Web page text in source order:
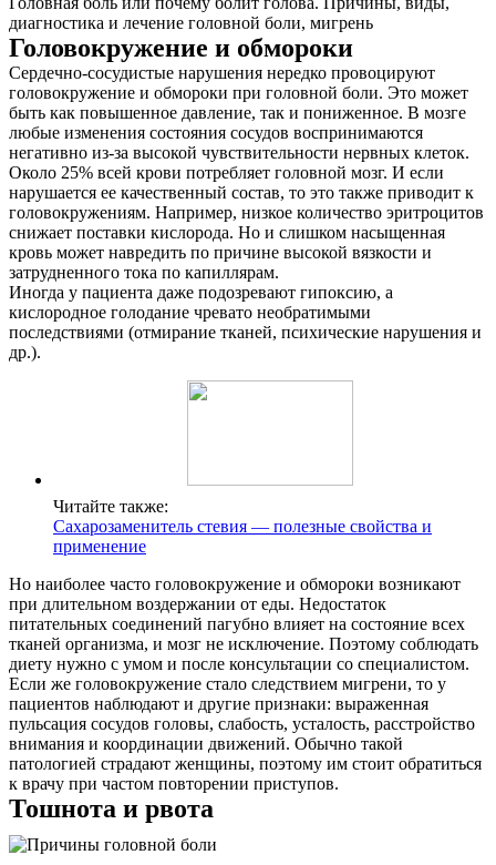
О нас
Услуги
Акции
Отзывы
Статьи
диагностика и лечение головной боли, мигрень
Головокружение и обмороки
Сердечно-сосудистые нарушения нередко провоцируют
головокружение и обмороки при головной боли. Это может
быть как повышенное давление, так и пониженное. В мозге
любые изменения состояния сосудов воспринимаются
негативно из-за высокой чувствительности нервных клеток.
Около 25% всей крови потребляет головной мозг. И если
нарушается ее качественный состав, то это также приводит к
головокружениям. Например, низкое количество эритроцитов
снижает поставки кислорода. Но и слишком насыщенная
кровь может навредить по причине высокой вязкости и
затрудненного тока по капиллярам.
Иногда у пациента даже подозревают гипоксию, а
кислородное голодание чревато необратимыми
последствиями (отмирание тканей, психические нарушения и
др.).
Читайте также:
Сахарозаменитель стевия — полезные свойства и
применение
Но наиболее часто головокружение и обмороки возникают
при длительном воздержании от еды. Недостаток
питательных соединений пагубно влияет на состояние всех
тканей организма, и мозг не исключение. Поэтому соблюдать
диету нужно с умом и после консультации со специалистом.
Если же головокружение стало следствием мигрени, то у
пациентов наблюдают и другие признаки: выраженная
пульсация сосудов головы, слабость, усталость, расстройство
внимания и координации движений. Обычно такой
патологией страдают женщины, поэтому им стоит обратиться
к врачу при частом повторении приступов.
Тошнота и рвота